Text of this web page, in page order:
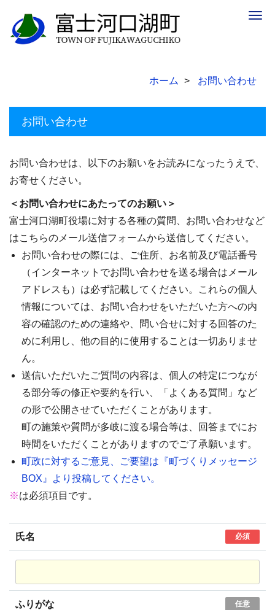
ホーム お問い合わせ
お問い合わせ
お問い合わせは、以下のお願いをお読みになったうえで、
お寄せください。
＜お問い合わせにあたってのお願い＞
富士河口湖町役場に対する各種の質問、お問い合わせなど
はこちらのメール送信フォームから送信してください。
お問い合わせの際には、ご住所、お名前及び電話番号
（インターネットでお問い合わせを送る場合はメール
アドレスも）は必ず記載してください。これらの個人
情報については、お問い合わせをいただいた方への内
容の確認のための連絡や、問い合せに対する回答のた
めに利用し、他の目的に使用することは一切ありませ
ん。
送信いただいたご質問の内容は、個人の特定につなが
る部分等の修正や要約を行い、「よくある質問」など
の形で公開させていただくことがあります。
町の施策や質問が多岐に渡る場合等は、回答までにお
時間をいただくことがありますのでご了承願います。
町政に対するご意見、ご要望は『町づくりメッセージ
BOX』より投稿してください。
※は必須項目です。
氏名 必須
ふりがな 任意